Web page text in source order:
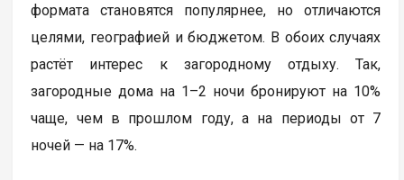
формата становятся популярнее, но отличаются
целями, географией и бюджетом. В обоих случаях
растёт интерес к загородному отдыху. Так,
загородные дома на 1–2 ночи бронируют на 10%
чаще, чем в прошлом году, а на периоды от 7
ночей — на 17%.